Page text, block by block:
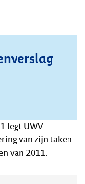
legt UWV
van zijn taken
van 2011.